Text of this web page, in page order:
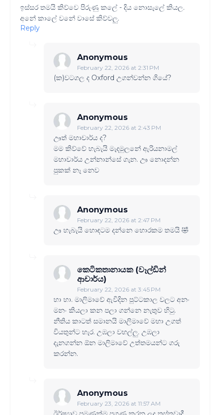
ඉස්සර තමයි කිව්වෙ පිරුණු කලේ - දිය නොසැලේ කියල.
අනේ කාලේ වනේ වාසේ කිව්වලු.
Reply
Anonymous
February 22, 2026 at 2:31 PM
(ක)වටගල ද Oxford උගන්වන්න ගියේ?
Anonymous
February 22, 2026 at 2:43 PM
ඌත් මහාචාර්ය ද?
මම කිව්වේ හැබැයි මැදමුලනේ ඇරියනාමල්
මහාචාර්ය උන්නාන්සේ ගැන. ඌ නොදන්න
පුකක් නෑ නෙව
Anonymous
February 22, 2026 at 2:47 PM
ඌ හැබැයි හොඳටම දන්නෙ හොරකම තමයි 🤣
කෙටිකතානායක (වෑල්ඩින්
ආචාර්ය)
February 22, 2026 at 3:45 PM
හා හා. මාලිමාවේ ඇවිදින පුට්ටකාල වලට අනං
මනං කියලා කන පලා ගන්නෙ නැතුව හි‍ටු.
නීතිය කාටත් සමානයි මාලිමාවේ මහා උගත්
වියතුන්ට හැර. උඹලා වහල්ලු. උඹලා
දැනගන්න ඕන මාලිමාවේ උත්තමයන්ට ගරු
කරන්න.
Anonymous
February 23, 2026 at 11:57 AM